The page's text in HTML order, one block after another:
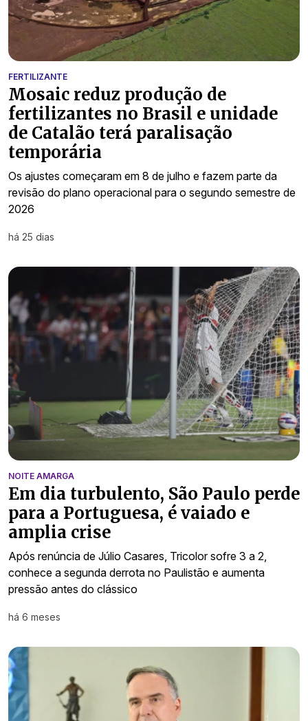
FERTILIZANTE
Mosaic reduz produção de
fertilizantes no Brasil e unidade
de Catalão terá paralisação
temporária
Os ajustes começaram em 8 de julho e fazem parte da
revisão do plano operacional para o segundo semestre de
2026
há 25 dias
NOITE AMARGA
Em dia turbulento, São Paulo perde
para a Portuguesa, é vaiado e
amplia crise
Após renúncia de Júlio Casares, Tricolor sofre 3 a 2,
conhece a segunda derrota no Paulistão e aumenta
pressão antes do clássico
há 6 meses